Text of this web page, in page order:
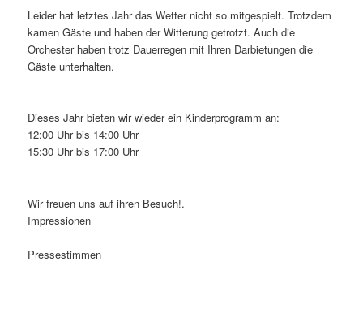
Leider hat letztes Jahr das Wetter nicht so mitgespielt. Trotzdem
kamen Gäste und haben der Witterung getrotzt. Auch die
Orchester haben trotz Dauerregen mit Ihren Darbietungen die
Gäste unterhalten.
Dieses Jahr bieten wir wieder ein Kinderprogramm an:
12:00 Uhr bis 14:00 Uhr
15:30 Uhr bis 17:00 Uhr
Wir freuen uns auf ihren Besuch!.
Impressionen
Pressestimmen